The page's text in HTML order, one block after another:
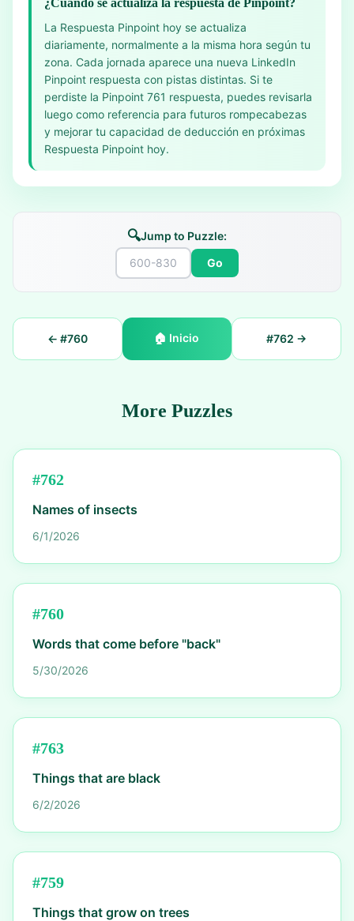
¿Cuándo se actualiza la respuesta de Pinpoint?
La Respuesta Pinpoint hoy se actualiza
diariamente, normalmente a la misma hora según tu
zona. Cada jornada aparece una nueva LinkedIn
Pinpoint respuesta con pistas distintas. Si te
perdiste la Pinpoint 761 respuesta, puedes revisarla
luego como referencia para futuros rompecabezas
y mejorar tu capacidad de deducción en próximas
Respuesta Pinpoint hoy.
🔍Jump to Puzzle:
Go
← #760 🏠 Inicio #762 →
More Puzzles
#762
Names of insects
6/1/2026
#760
Words that come before "back"
5/30/2026
#763
Things that are black
6/2/2026
#759
Things that grow on trees